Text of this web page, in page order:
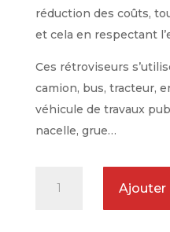
réduction des coûts,
et cela en respectant
Ces rétroviseurs
camion, bus, tracteur,
véhicule de travaux
nacelle, grue…
Ajouter